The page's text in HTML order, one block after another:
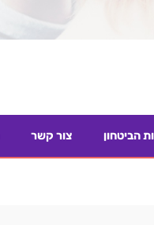
הביטחון צור קשר